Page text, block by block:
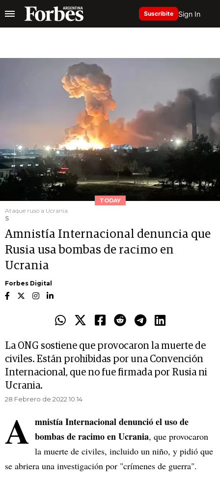
Suscribite Sign In
TODAY
Ataque ruso a Ucrania
S
Amnistía Internacional denuncia que
Rusia usa bombas de racimo en
Ucrania
Forbes Digital
La ONG sostiene que provocaron la muerte de
civiles. Están prohibidas por una Convención
Internacional, que no fue firmada por Rusia ni
Ucrania.
28 Febrero de 2022 10.14
A mnistía Internacional denunció el uso de
bombas de racimo en Ucrania, que provocaron
la muerte de civiles, incluido un niño, y pidió que
se abriera una investigación por "crímenes de guerra".